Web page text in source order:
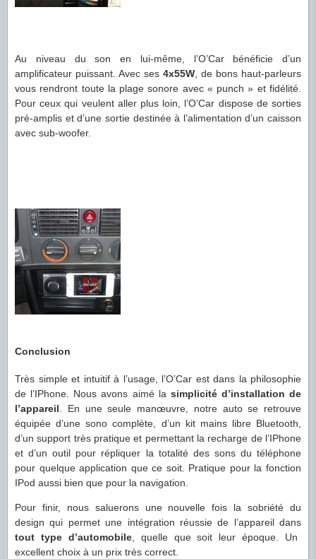
Au niveau du son en lui-même, l’O’Car bénéficie d’un
amplificateur puissant. Avec ses 4x55W , de bons haut-parleurs
vous rendront toute la plage sonore avec « punch » et fidélité.
Pour ceux qui veulent aller plus loin, l’O’Car dispose de sorties
pré-amplis et d’une sortie destinée à l’alimentation d’un caisson
avec sub-woofer.
Conclusion
Très simple et intuitif à l’usage, l’O’Car est dans la philosophie
de l’IPhone. Nous avons aimé la simplicité d’installation de
l’appareil. En une seule manœuvre, notre auto se retrouve
équipée d’une sono complète, d’un kit mains libre Bluetooth,
d’un support très pratique et permettant la recharge de l’IPhone
et d’un outil pour répliquer la totalité des sons du téléphone
pour quelque application que ce soit. Pratique pour la fonction
IPod aussi bien que pour la navigation.
Pour finir, nous saluerons une nouvelle fois la sobriété du
design qui permet une intégration réussie de l’appareil dans
tout type d’automobile, quelle que soit leur époque. Un
excellent choix à un prix très correct.